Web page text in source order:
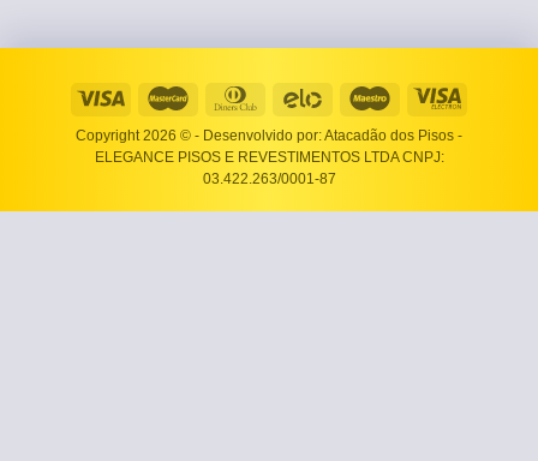
Copyright 2026 © - Desenvolvido por: Atacadão dos Pisos -
ELEGANCE PISOS E REVESTIMENTOS LTDA CNPJ:
03.422.263/0001-87